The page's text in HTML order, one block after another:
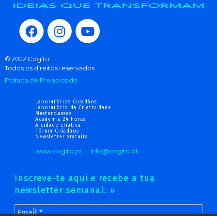
© 2022 Cogito
Todos os direitos reservados.
Política de Privacidade
Laboratórios Cidadãos
Laboratório da Criatividade
Masterclasses
Academia 24 horas
A cidade criativa
Fórum Cidadãos
Newsletter gratuita
www.cogito.pt info@cogito.pt
Inscreve-te aqui e recebe a tua
newsletter semanal. »